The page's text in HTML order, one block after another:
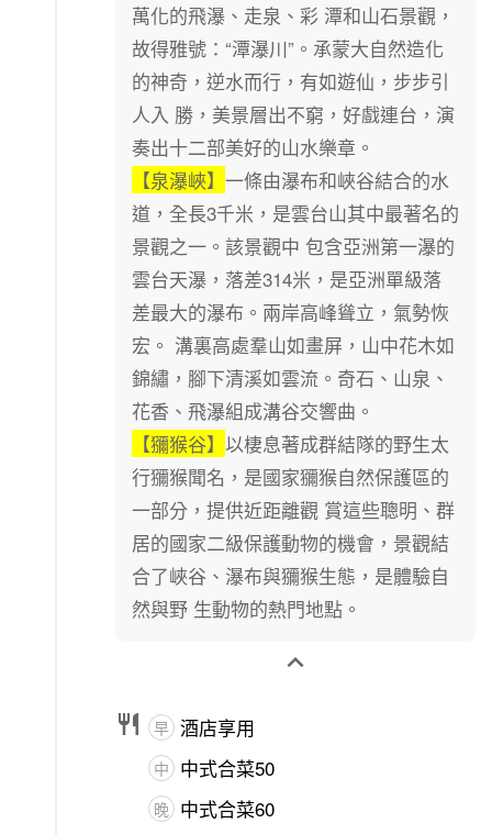
萬化的飛瀑、走泉、彩 潭和山石景觀，
故得雅號：“潭瀑川”。承蒙大自然造化
的神奇，逆水而行，有如遊仙，步步引
人入 勝，美景層出不窮，好戲連台，演
奏出十二部美好的山水樂章。
【泉瀑峽】 一條由瀑布和峽谷結合的水
道，全長3千米，是雲台山其中最著名的
景觀之一。該景觀中 包含亞洲第一瀑的
雲台天瀑，落差314米，是亞洲單級落
差最大的瀑布。兩岸高峰聳立，氣勢恢
宏。 溝裏高處羣山如畫屏，山中花木如
錦繡，腳下清溪如雲流。奇石、山泉、
花香、飛瀑組成溝谷交響曲。
【獼猴谷】 以棲息著成群結隊的野生太
行獼猴聞名，是國家獼猴自然保護區的
一部分，提供近距離觀 賞這些聰明、群
居的國家二級保護動物的機會，景觀結
合了峽谷、瀑布與獼猴生態，是體驗自
然與野 生動物的熱門地點。

 早 酒店享用
中 中式合菜50
晚 中式合菜60